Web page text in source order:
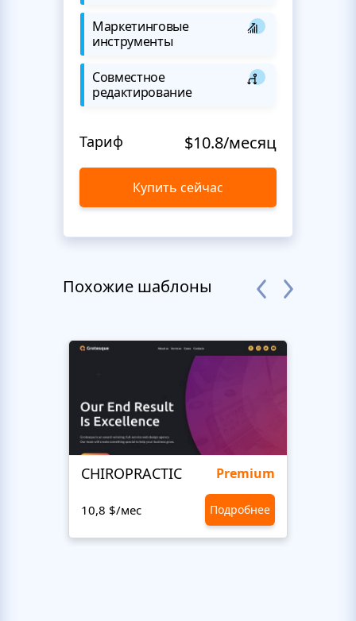
Маркетинговые
инструменты
Совместное
редактирование
Тариф $10.8/месяц
Купить сейчас
Похожие шаблоны
CHIROPRACTIC Premium
10,8 $/мес Подробнее